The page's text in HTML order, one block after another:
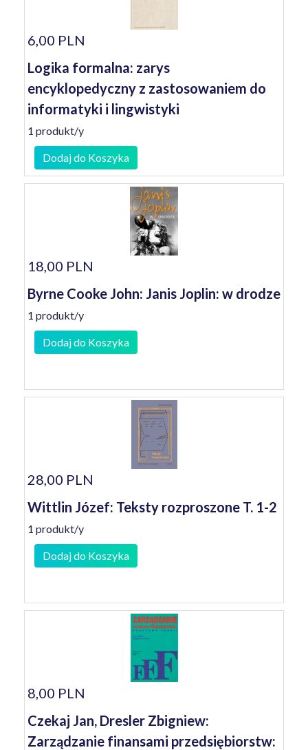
6,00 PLN
Logika formalna: zarys
encyklopedyczny z zastosowaniem do
informatyki i lingwistyki
1 produkt/y
Dodaj do Koszyka
18,00 PLN
Byrne Cooke John: Janis Joplin: w drodze
1 produkt/y
Dodaj do Koszyka
28,00 PLN
Wittlin Józef: Teksty rozproszone T. 1-2
1 produkt/y
Dodaj do Koszyka
8,00 PLN
Czekaj Jan, Dresler Zbigniew:
Zarządzanie finansami przedsiębiorstw: